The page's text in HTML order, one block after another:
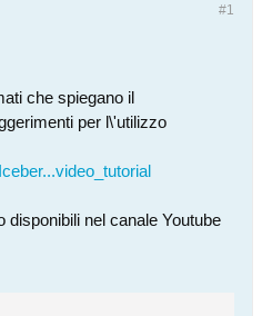
#1
che spiegano il
per l\'utilizzo
disponibili nel canale Youtube